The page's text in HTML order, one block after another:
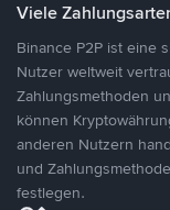
Viele
Binance P2P ist eine
Nutzer weltweit
Zahlungsmethoden
können
anderen Nutzern
und
festlegen.